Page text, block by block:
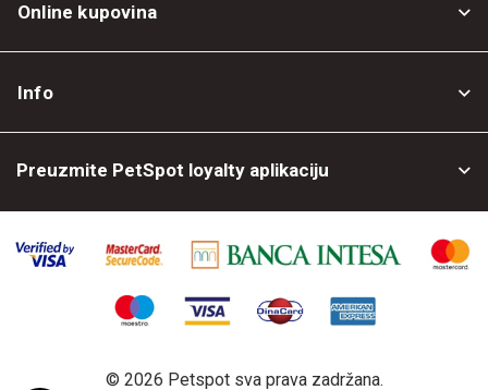
Online kupovina
Info
Preuzmite PetSpot loyalty aplikaciju
© 2026 Petspot sva prava zadržana.